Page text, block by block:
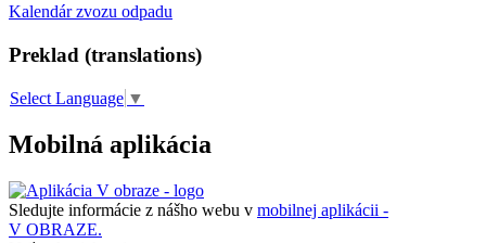
Kalendár zvozu odpadu
Preklad (translations)
Select Language ▼
Mobilná aplikácia
Sledujte informácie z nášho webu v mobilnej aplikácii -
V OBRAZE.